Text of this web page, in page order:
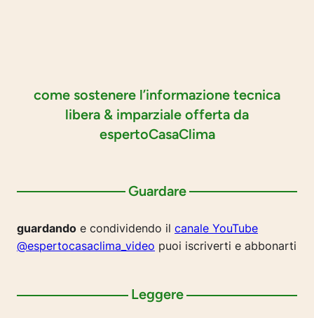
come sostenere l’informazione tecnica
libera & imparziale offerta da
espertoCasaClima
Guardare
guardando e condividendo il canale YouTube
@espertocasaclima_video puoi iscriverti e abbonarti
Leggere